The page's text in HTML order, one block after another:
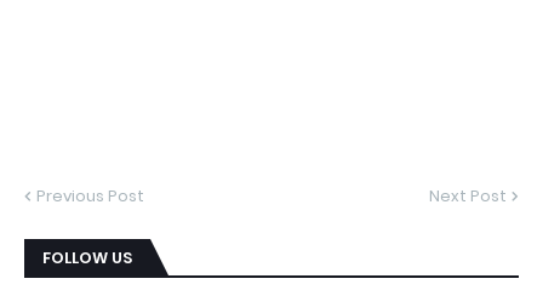
Previous Post Next Post
FOLLOW US